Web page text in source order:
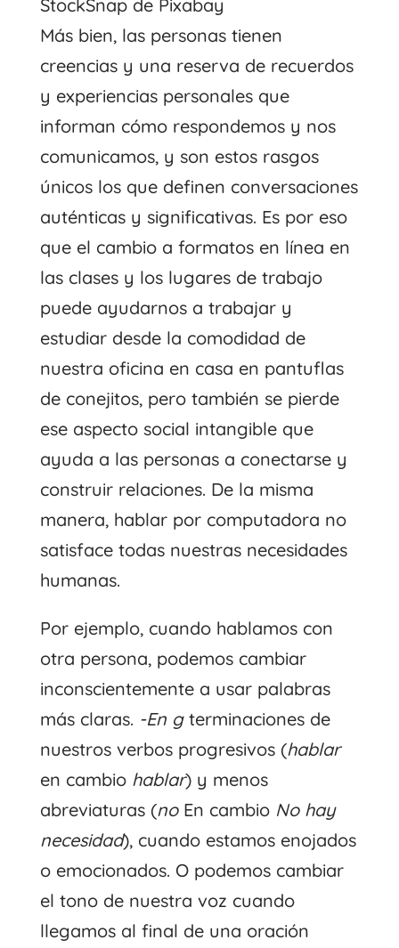
StockSnap de Pixabay
Más bien, las personas tienen
creencias y una reserva de recuerdos
y experiencias personales que
informan cómo respondemos y nos
comunicamos, y son estos rasgos
únicos los que definen conversaciones
auténticas y significativas. Es por eso
que el cambio a formatos en línea en
las clases y los lugares de trabajo
puede ayudarnos a trabajar y
estudiar desde la comodidad de
nuestra oficina en casa en pantuflas
de conejitos, pero también se pierde
ese aspecto social intangible que
ayuda a las personas a conectarse y
construir relaciones. De la misma
manera, hablar por computadora no
satisface todas nuestras necesidades
humanas.
Por ejemplo, cuando hablamos con
otra persona, podemos cambiar
inconscientemente a usar palabras
más claras. -En gterminaciones de
nuestros verbos progresivos (hablar
en cambio hablar) y menos
abreviaturas (noEn cambio No hay
necesidad), cuando estamos enojados
o emocionados. O podemos cambiar
el tono de nuestra voz cuando
llegamos al final de una oración